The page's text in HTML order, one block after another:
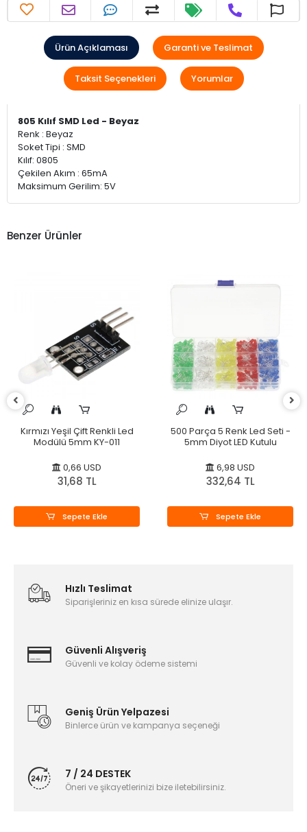
Ürün Açıklaması Garanti ve Teslimat
Taksit Seçenekleri Yorumlar
805 Kılıf SMD Led - Beyaz
Renk : Beyaz
Soket Tipi : SMD
Kılıf: 0805
Çekilen Akım : 65mA
Maksimum Gerilim: 5V
Benzer Ürünler
Kırmızı Yeşil Çift Renkli Led
Modülü 5mm KY-011
0,66 USD
31,68 TL
Sepete Ekle
500 Parça 5 Renk Led Seti -
5mm Diyot LED Kutulu
6,98 USD
332,64 TL
Sepete Ekle
Hızlı Teslimat
Siparişleriniz en kısa sürede elinize ulaşır.
Güvenli Alışveriş
Güvenli ve kolay ödeme sistemi
Geniş Ürün Yelpazesi
Binlerce ürün ve kampanya seçeneği
7 / 24 DESTEK
Öneri ve şikayetlerinizi bize iletebilirsiniz.